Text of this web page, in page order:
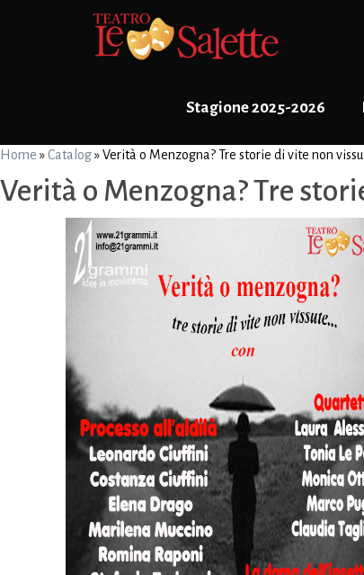
Stagione 2025-2026
Home »Catalog»Verità o Menzogna? Tre storie di vite non
Verità o Menzogna? Tre